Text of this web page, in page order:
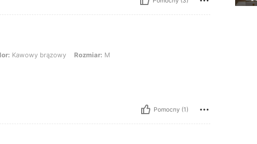
brązowy, Rozmiar: M
Kawowy brązowy Rozmiar: M
Pomocny (1)